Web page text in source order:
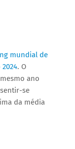
mundial de
. O
ano
se
da média